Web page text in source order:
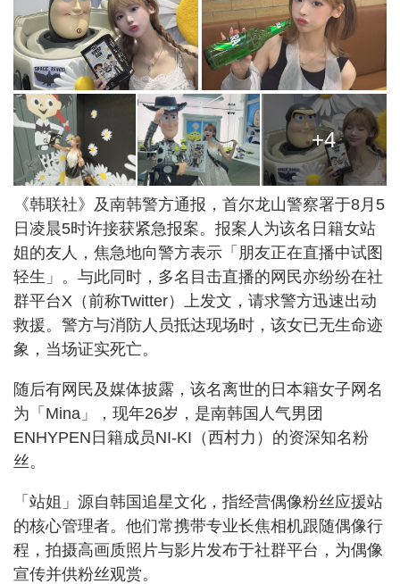
+4
《韩联社》及南韩警方通报，首尔龙山警察署于8月5
日凌晨5时许接获紧急报案。报案人为该名日籍女站
姐的友人，焦急地向警方表示「朋友正在直播中试图
轻生」。与此同时，多名目击直播的网民亦纷纷在社
群平台X（前称Twitter）上发文，请求警方迅速出动
救援。警方与消防人员抵达现场时，该女已无生命迹
象，当场证实死亡。
随后有网民及媒体披露，该名离世的日本籍女子网名
为「Mina」，现年26岁，是南韩国人气男团
ENHYPEN日籍成员NI-KI（西村力）的资深知名粉
丝。
「站姐」源自韩国追星文化，指经营偶像粉丝应援站
的核心管理者。他们常携带专业长焦相机跟随偶像行
程，拍摄高画质照片与影片发布于社群平台，为偶像
宣传并供粉丝观赏。